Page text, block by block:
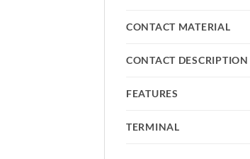
CONTACT MATERIAL
CONTACT DESCRIPTION
FEATURES
TERMINAL